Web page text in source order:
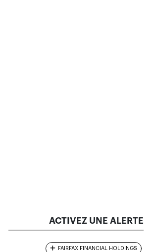
ACTIVEZ UNE ALERTE
FAIRFAX FINANCIAL HOLDINGS